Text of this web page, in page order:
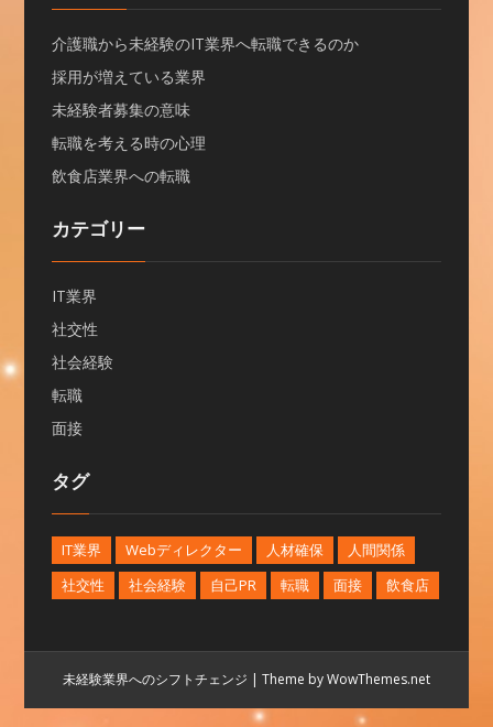
介護職から未経験のIT業界へ転職できるのか
採用が増えている業界
未経験者募集の意味
転職を考える時の心理
飲食店業界への転職
カテゴリー
IT業界
社交性
社会経験
転職
面接
タグ
IT業界 Webディレクター 人材確保
人間関係
社交性
社会経験 自己PR 転職 面接 飲食店
未経験業界へのシフトチェンジ | Theme by WowThemes.net